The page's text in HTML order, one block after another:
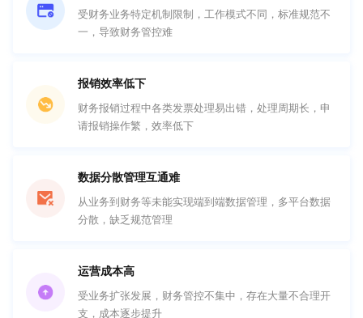
受财务业务特定机制限制，工作模式不同，标准规范不
一，导致财务管控难
报销效率低下
财务报销过程中各类发票处理易出错，处理周期长，申
请报销操作繁，效率低下
数据分散管理互通难
从业务到财务等未能实现端到端数据管理，多平台数据
分散，缺乏规范管理
运营成本高
受业务扩张发展，财务管控不集中，存在大量不合理开
支，成本逐步提升